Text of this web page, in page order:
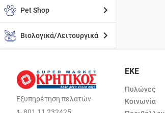
Pet Shop
Βιολογικά/Λειτουργικά
Εξυπηρέτηση πελατών
ΕΚΕ
Πυλώνες
Κοινωνία